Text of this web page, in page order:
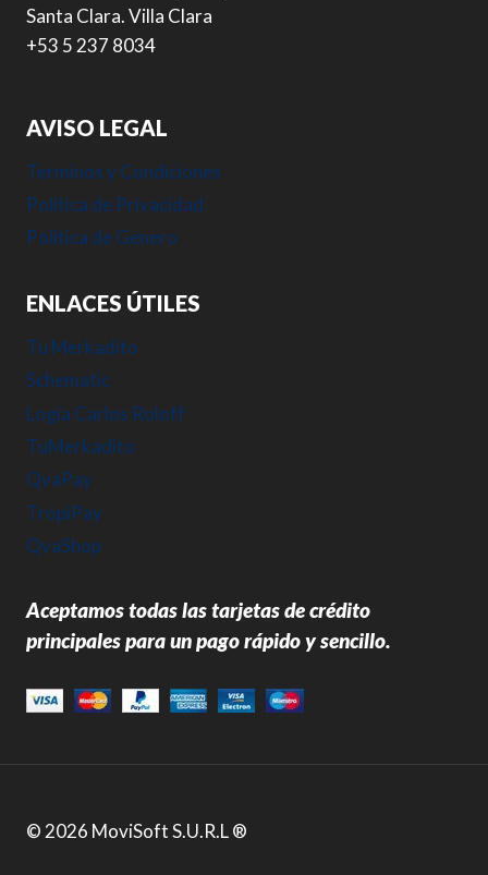
Santa Clara. Villa Clara
+53 5 237 8034
AVISO LEGAL
Terminos y Condiciones
Política de Privacidad
Política de Genero
ENLACES ÚTILES
Tu Merkadito
Schematic
Logia Carlos Roloff
TuMerkadito
QvaPay
TropiPay
QvaShop
Aceptamos todas las tarjetas de crédito
principales para un pago rápido y sencillo.
© 2026 MoviSoft S.U.R.L ®